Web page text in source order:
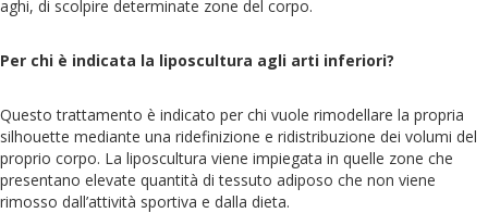
aghi, di scolpire determinate zone del corpo.
Per chi è indicata la liposcultura agli arti inferiori?
Questo trattamento è indicato per chi vuole rimodellare la propria
silhouette mediante una ridefinizione e ridistribuzione dei volumi del
proprio corpo. La liposcultura viene impiegata in quelle zone che
presentano elevate quantità di tessuto adiposo che non viene
rimosso dall’attività sportiva e dalla dieta.